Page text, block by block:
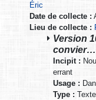
Éric
Date de collecte :
Lieu de collecte :
Version
convier…
Incipit :
errant
Usage :
Type :